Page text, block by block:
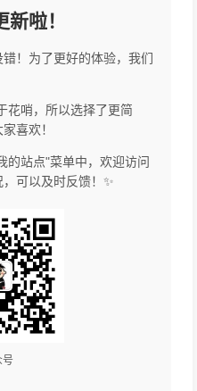
啦！
！为了更好的体验，我们
花哨，所以选择了更简
喜欢！
的站点"菜单中，欢迎访问
可以及时反馈！✨
号